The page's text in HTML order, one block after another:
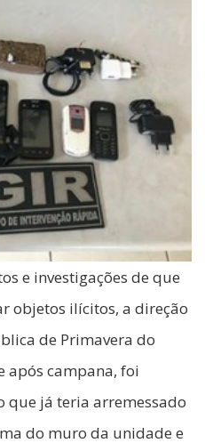
e investigações de que
objetos ilícitos, a direção
de Primavera do
após campana, foi
que já teria arremessado
do muro da unidade e